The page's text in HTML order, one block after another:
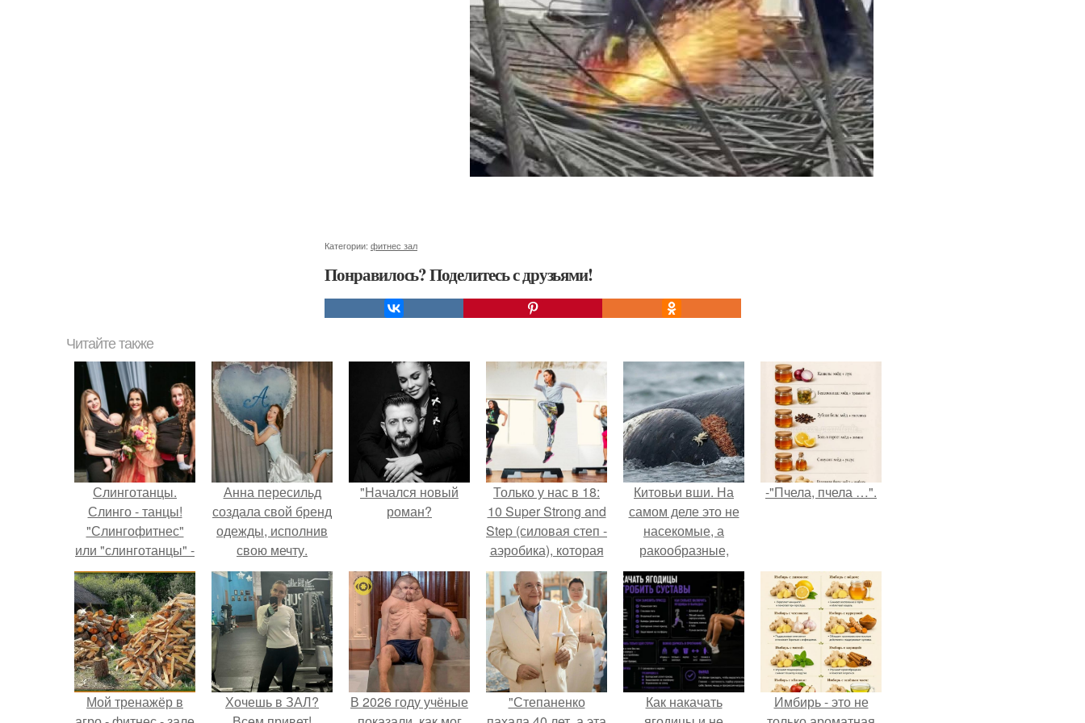
Категории: фитнес зал
Понравилось? Поделитесь с друзьями!
Читайте также
Слинготанцы.
Слинго - танцы!
"Слингофитнес"
или "слинготанцы" -
это новое
направление в
фитнесе,
придуманное
специально для
мам с грудными
детьми.
Анна пересильд
создала свой бренд
одежды, исполнив
свою мечту.
"Начался новый
роман?
Только у нас в 18:
10 Super Strong and
Step (силовая степ -
аэробика), которая
включает в себя
все основные
направления
фитнеса:
Китовьи вши. На
самом деле это не
насекомые, а
ракообразные,
относящиеся к
бокоплавам.
-"Пчела, пчела …".
Мой тренажёр в
Хочешь в ЗАЛ?
В 2026 году учёные
"Степаненко
Как накачать
Имбирь - это не